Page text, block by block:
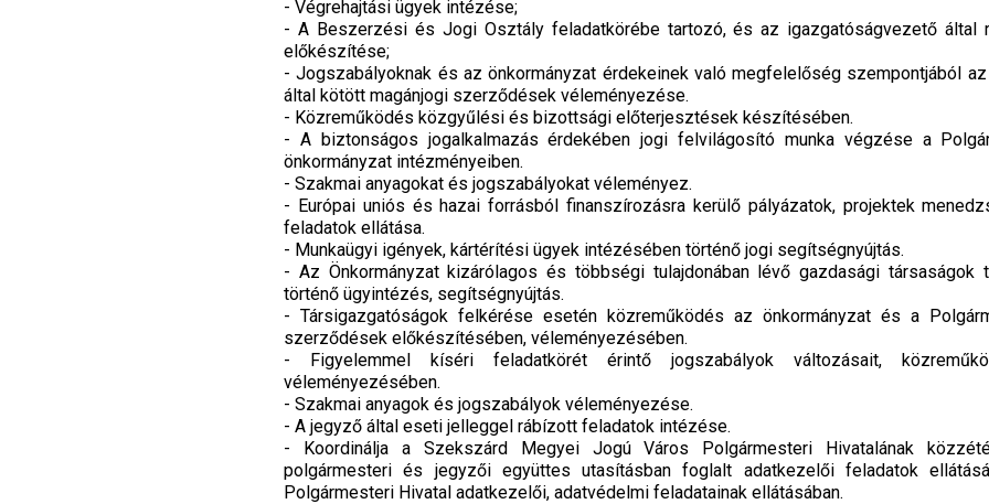
- Végrehajtási ügyek intézése;
- A Beszerzési és Jogi Osztály feladatkörébe tartozó, és az igazgatóságvezető által
előkészítése;
- Jogszabályoknak és az önkormányzat érdekeinek való megfelelőség szempontjából
által kötött magánjogi szerződések véleményezése.
- Közreműködés közgyűlési és bizottsági előterjesztések készítésében.
- A biztonságos jogalkalmazás érdekében jogi felvilágosító munka végzése a
önkormányzat intézményeiben.
- Szakmai anyagokat és jogszabályokat véleményez.
- Európai uniós és hazai forrásból finanszírozásra kerülő pályázatok, projektek
feladatok ellátása.
- Munkaügyi igények, kártérítési ügyek intézésében történő jogi segítségnyújtás.
- Az Önkormányzat kizárólagos és többségi tulajdonában lévő gazdasági társaságok
történő ügyintézés, segítségnyújtás.
- Társigazgatóságok felkérése esetén közreműködés az önkormányzat és a
szerződések előkészítésében, véleményezésében.
- Figyelemmel kíséri feladatkörét érintő jogszabályok változásait,
véleményezésében.
- Szakmai anyagok és jogszabályok véleményezése.
- A jegyző által eseti jelleggel rábízott feladatok intézése.
- Koordinálja a Szekszárd Megyei Jogú Város Polgármesteri Hivatalának
polgármesteri és jegyzői együttes utasításban foglalt adatkezelői feladatok
Polgármesteri Hivatal adatkezelői, adatvédelmi feladatainak ellátásában.